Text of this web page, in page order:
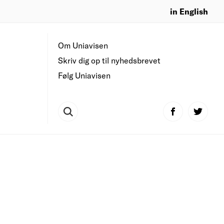
in English
Om Uniavisen
Skriv dig op til nyhedsbrevet
Følg Uniavisen